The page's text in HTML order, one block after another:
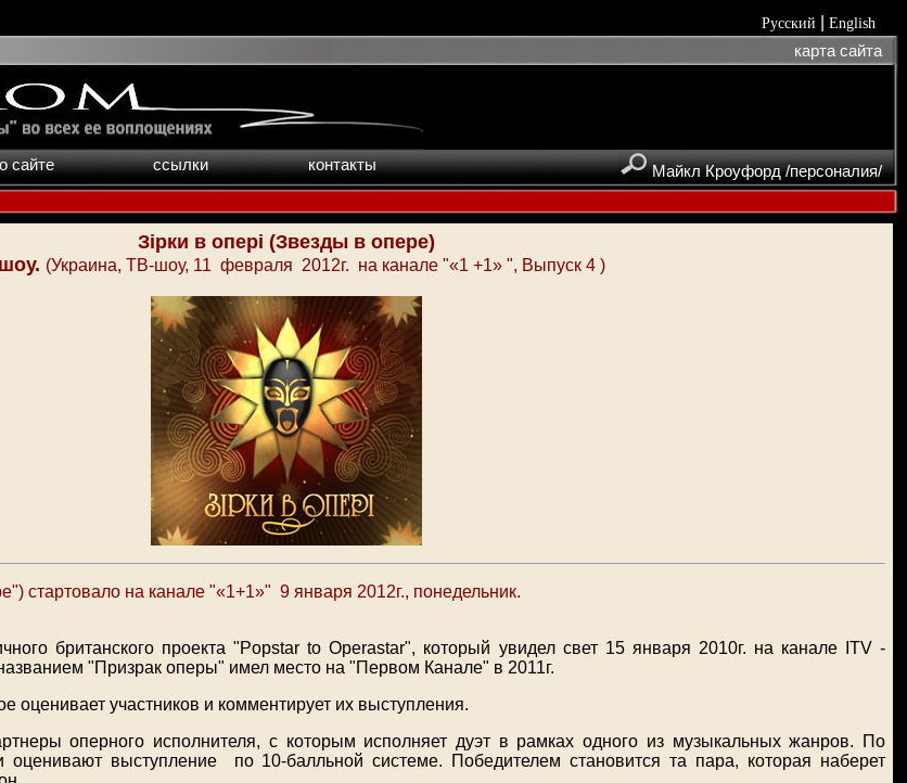
Русский English
карта сайта
о сайте ссылки контакты Майкл Кроуфорд /персоналия/
Зірки в опері (Звезды в опере)
(Украина, ТВ-шоу, 11 февраля 2012г. на канале "«1 +1» ", Выпуск 4 )
стартовало на канале "«1+1»" 9 января 2012г., понедельник.
британского проекта "Popstar to Operastar", который увидел свет 15 января 2010г. на канале
ITV-
"Призрак оперы" имел место на "Первом Канале" в 2011г.
оценивает участников и комментирует их выступления.
оперного исполнителя, с которым исполняет дуэт в рамках одного из музыкальных жанров. По
оценивают выступление по 10-балльной системе. Победителем становится та пара, которая наберет